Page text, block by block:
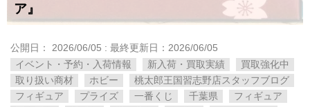
ア』
公開日： 2026/06/05 : 最終更新日：2026/06/05
イベント・予約・入荷情報
新入荷・買取実績
買取強化中
取り扱い商材
ホビー
桃太郎王国習志野店スタッフブログ
フィギュア
プライズ 一番くじ 千葉県
フィギュア